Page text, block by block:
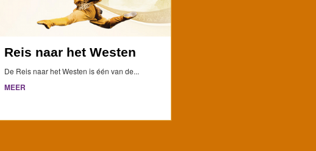
Reis naar het Westen
De Reis naar het Westen is één van de...
MEER